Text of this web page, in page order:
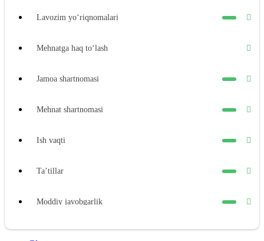
Lavozim yoʻriqnomalari
Mehnatga haq toʻlash
Jamoa shartnomasi
Mehnat shartnomasi
Ish vaqti
Ta’tillar
Moddiy javobgarlik
Xodimning moddiy javobgarligi